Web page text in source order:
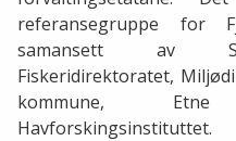
referansegruppe for
samansett av
Fiskeridirektoratet,
kommune,
Havforskingsinstituttet.